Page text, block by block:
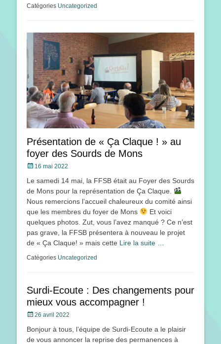
Catégories Uncategorized
Présentation de « Ça Claque ! » au
foyer des Sourds de Mons
Posté16 mai 2022
Le samedi 14 mai, la FFSB était au Foyer des Sourds
de Mons pour la représentation de Ça Claque.
Nous remercions l’accueil chaleureux du comité ainsi
que les membres du foyer de Mons
Et voici
quelques photos. Zut, vous l’avez manqué ? Ce n’est
pas grave, la FFSB présentera à nouveau le projet
de « Ça Claque! » mais cette Lire la suite …
Catégories Uncategorized
Surdi-Ecoute : Des changements pour
mieux vous accompagner !
Posté26 avril 2022
Bonjour à tous, l’équipe de Surdi-Ecoute a le plaisir
de vous annoncer la reprise des permanences à